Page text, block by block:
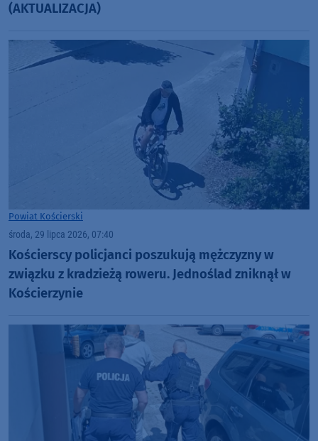
(AKTUALIZACJA)
Powiat Kościerski
środa, 29 lipca 2026, 07:40
Kościerscy policjanci poszukują mężczyzny w
związku z kradzieżą roweru. Jednoślad zniknął w
Kościerzynie